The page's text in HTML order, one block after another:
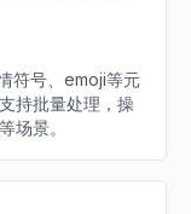
符号、emoji等元
持批量处理，操
场景。